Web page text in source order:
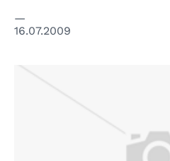
16.07.2009